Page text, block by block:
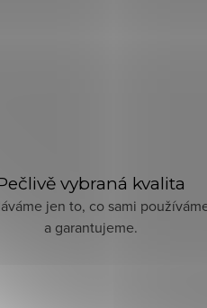
vybraná kvalita
jen to, co sami
a garantujeme.